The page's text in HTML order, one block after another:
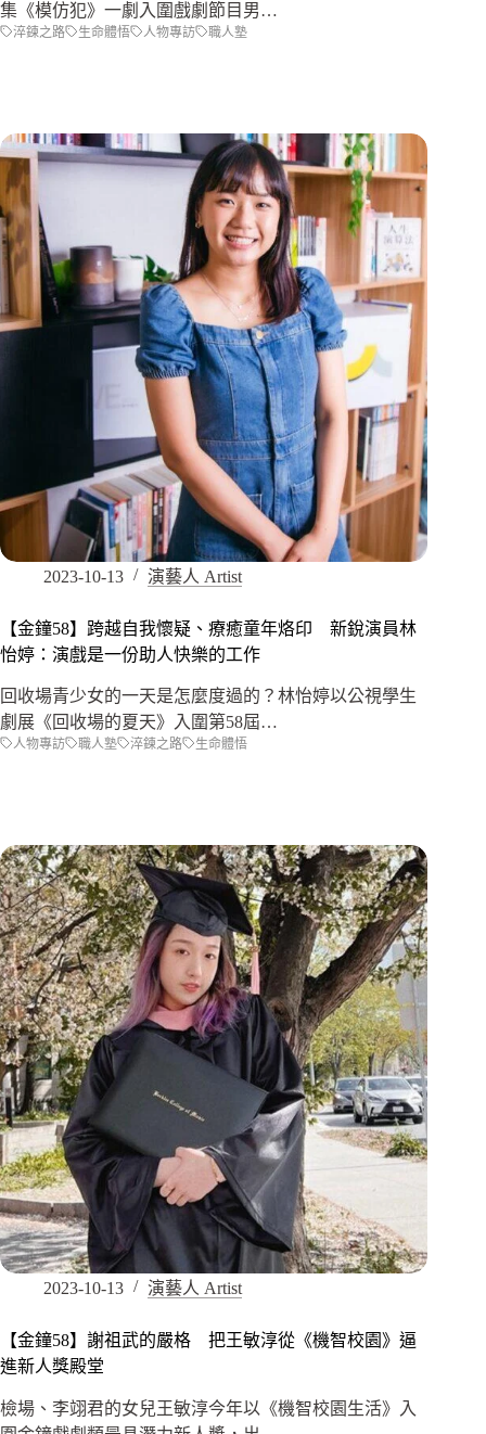
集《模仿犯》一劇入圍戲劇節目男…
淬鍊之路 生命體悟 人物專訪 職人塾
2023-10-13 演藝人 Artist
【金鐘58】跨越自我懷疑、療癒童年烙印 新銳演員林
怡婷：演戲是一份助人快樂的工作
回收場青少女的一天是怎麼度過的？林怡婷以公視學生
劇展《回收場的夏天》入圍第58屆…
人物專訪 職人塾 淬鍊之路 生命體悟
2023-10-13 演藝人 Artist
【金鐘58】謝祖武的嚴格 把王敏淳從《機智校園》逼
進新人獎殿堂
檢場、李翊君的女兒王敏淳今年以《機智校園生活》入